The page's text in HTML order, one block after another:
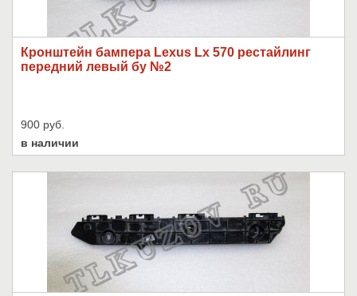
Кронштейн бампера Lexus Lx 570 рестайлинг
передний левый бу №2
900 руб.
в наличии